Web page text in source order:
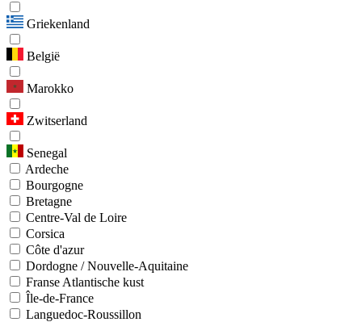
Griekenland
België
Marokko
Zwitserland
Senegal
Ardeche
Bourgogne
Bretagne
Centre-Val de Loire
Corsica
Côte d'azur
Dordogne / Nouvelle-Aquitaine
Franse Atlantische kust
Île-de-France
Languedoc-Roussillon